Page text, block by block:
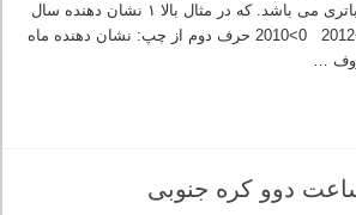
نشان دهنده سال تولید باتری می باشد. که در مثال بالا ۱ نشان دهنده سال
۲۰۱۱ می باشد. مثلا: ۲>2012 0>2010 حرف دوم از چپ: نشان دهنده ماه
…